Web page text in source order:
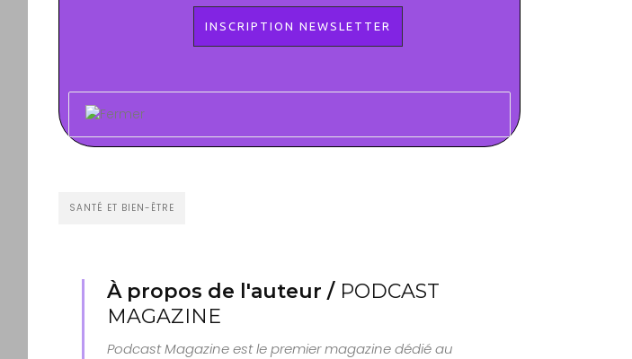
SANTÉ ET BIEN-ÊTRE
À propos de l'auteur / PODCAST
MAGAZINE
Podcast Magazine est le premier magazine dédié au